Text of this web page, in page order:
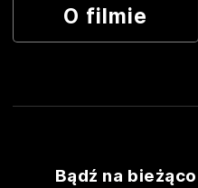
O filmie
Bądź na